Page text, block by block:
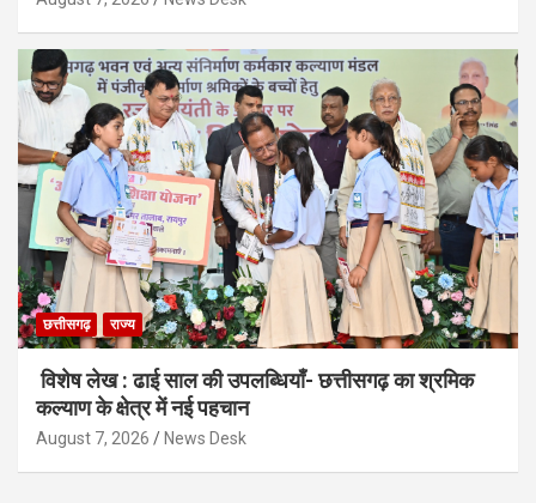
छत्तीसगढ़ राज्य
विशेष लेख : ढाई साल की उपलब्धियाँ- छत्तीसगढ़ का श्रमिक
कल्याण के क्षेत्र में नई पहचान
August 7, 2026 News Desk